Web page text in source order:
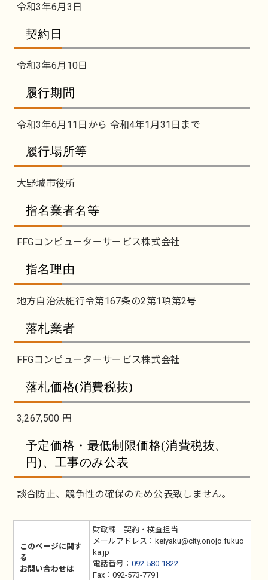
令和3年6月3日
契約日
令和3年6月10日
履行期間
令和3年6月11日から 令和4年1月31日まで
履行場所等
大野城市役所
指名業者名等
FFGコンピューターサービス株式会社
指名理由
地方自治法施行令第167条の2第1項第2号
落札業者
FFGコンピューターサービス株式会社
落札価格(消費税抜)
3,267,500 円
予定価格・最低制限価格(消費税抜、
円)、工事のみ公表
談合防止、競争性の確保のため公表致しません。
このページに関す
る
お問い合わせは
財政課 契約・検査担当
メールアドレス：keiyaku@city.onojo.fukuo
ka.jp
電話番号： 092-580-1822
Fax：092-573-7791